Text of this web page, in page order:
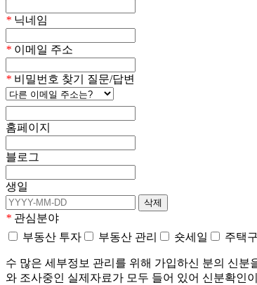
* 닉네임
* 이메일 주소
* 비밀번호 찾기 질문/답변
홈페이지
블로그
생일
* 관심분야
부동산 투자
부동산 관리 숏세일 주택
수 많은 세부정보 관리를 위해 가입하신 분의 신
와 조사중인 실제자료가 모두 들어 있어 신분확인